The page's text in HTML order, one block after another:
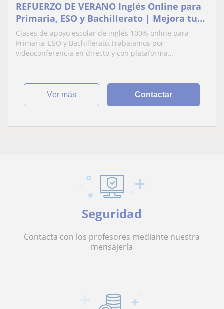
REFUERZO DE VERANO Inglés Online para
Primaria, ESO y Bachillerato | Mejora tus
Notas
Clases de apoyo escolar de inglés 100% online para
Primaria, ESO y Bachillerato.Trabajamos por
videoconferencia en directo y con plataforma...
ver más Contactar
Seguridad
Contacta con los profesores mediante nuestra
mensajería